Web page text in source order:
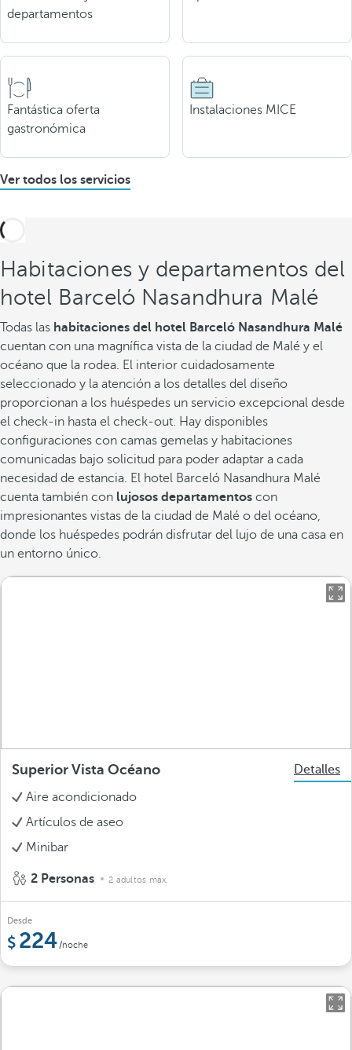
departamentos
Fantástica oferta
gastronómica
Instalaciones MICE
Ver todos los servicios
Habitaciones y departamentos del
hotel Barceló Nasandhura Malé
Todas las habitaciones del hotel Barceló Nasandhura Malé
cuentan con una magnífica vista de la ciudad de Malé y el
océano que la rodea. El interior cuidadosamente
seleccionado y la atención a los detalles del diseño
proporcionan a los huéspedes un servicio excepcional desde
el check-in hasta el check-out. Hay disponibles
configuraciones con camas gemelas y habitaciones
comunicadas bajo solicitud para poder adaptar a cada
necesidad de estancia. El hotel Barceló Nasandhura Malé
cuenta también con lujosos departamentos con
impresionantes vistas de la ciudad de Malé o del océano,
donde los huéspedes podrán disfrutar del lujo de una casa en
un entorno único.
Superior Vista Océano
Detalles
Aire acondicionado
Artículos de aseo
Minibar
2 Personas 2 adultos máx.
Desde
224/noche